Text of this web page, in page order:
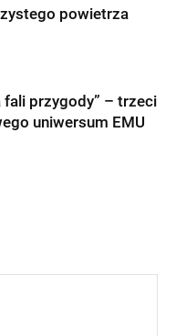
powietrza
fali przygody” – trzeci
uniwersum EMU